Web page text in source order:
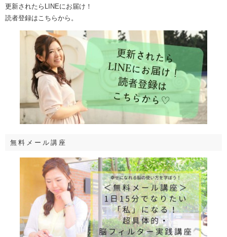
更新されたらLINEにお届け！
読者登録はこちらから。
無料メール講座